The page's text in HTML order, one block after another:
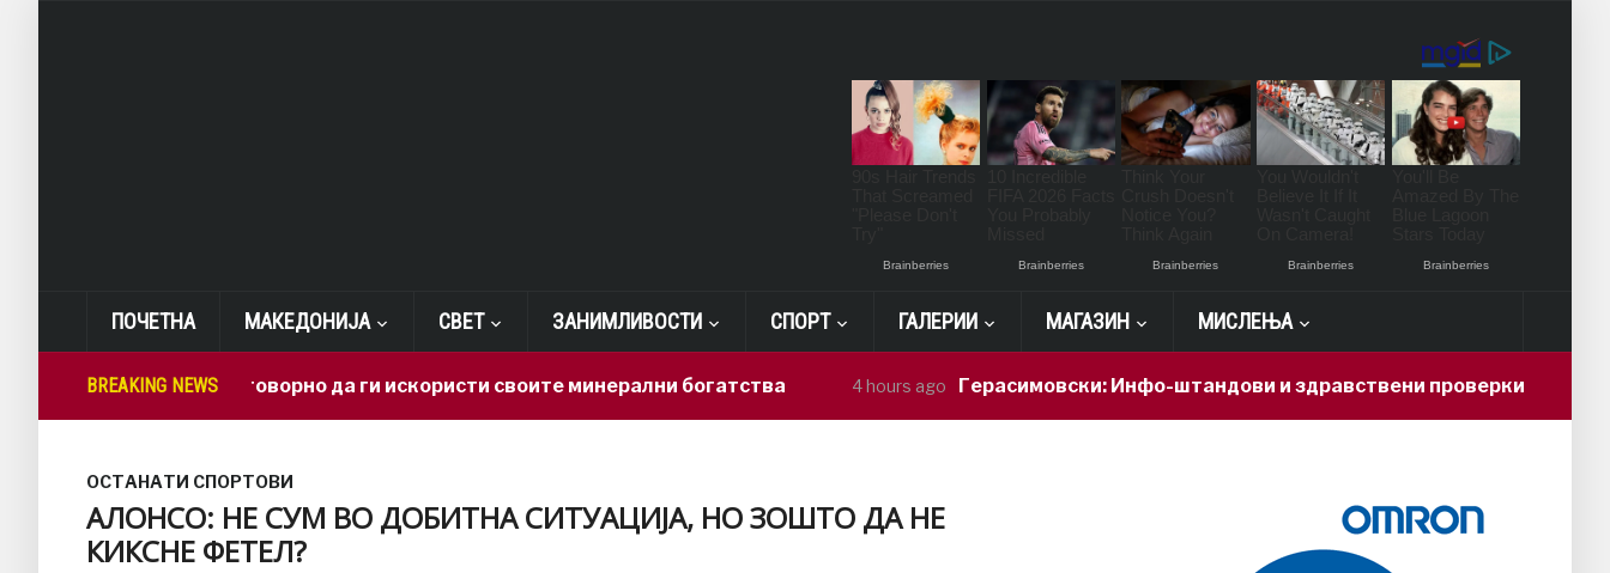
ПОЧЕТНА МАКЕДОНИЈА СВЕТ ЗАНИМЛИВОСТИ СПОРТ ГАЛЕРИИ МАГАЗИН МИСЛЕЊА
BREAKING NEWS
треба одговорно да ги искористи своите минерални богатства 4 hours ago Герасимовски: Инфо-штандови и здравствени проверки за поддршка на
ОСТАНАТИ СПОРТОВИ
АЛОНСО: НЕ СУМ ВО ДОБИТНА СИТУАЦИЈА, НО ЗОШТО ДА НЕ
КИКСНЕ ФЕТЕЛ?